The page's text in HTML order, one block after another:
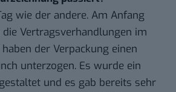
wie der andere. Am Anfang
Vertragsverhandlungen im
der Verpackung einen
unterzogen. Es wurde ein
und es gab bereits sehr